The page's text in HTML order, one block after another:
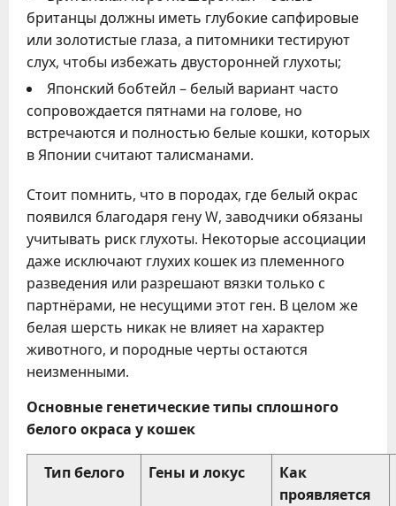
британцы должны иметь глубокие сапфировые
или золотистые глаза, а питомники тестируют
слух, чтобы избежать двусторонней глухоты;
Японский бобтейл – белый вариант часто
сопровождается пятнами на голове, но
встречаются и полностью белые кошки, которых
в Японии считают талисманами.
Стоит помнить, что в породах, где белый окрас
появился благодаря гену W, заводчики обязаны
учитывать риск глухоты. Некоторые ассоциации
даже исключают глухих кошек из племенного
разведения или разрешают вязки только с
партнёрами, не несущими этот ген. В целом же
белая шерсть никак не влияет на характер
животного, и породные черты остаются
неизменными.
Основные генетические типы сплошного
белого окраса у кошек
Тип белого Гены и локус
Как
проявляется